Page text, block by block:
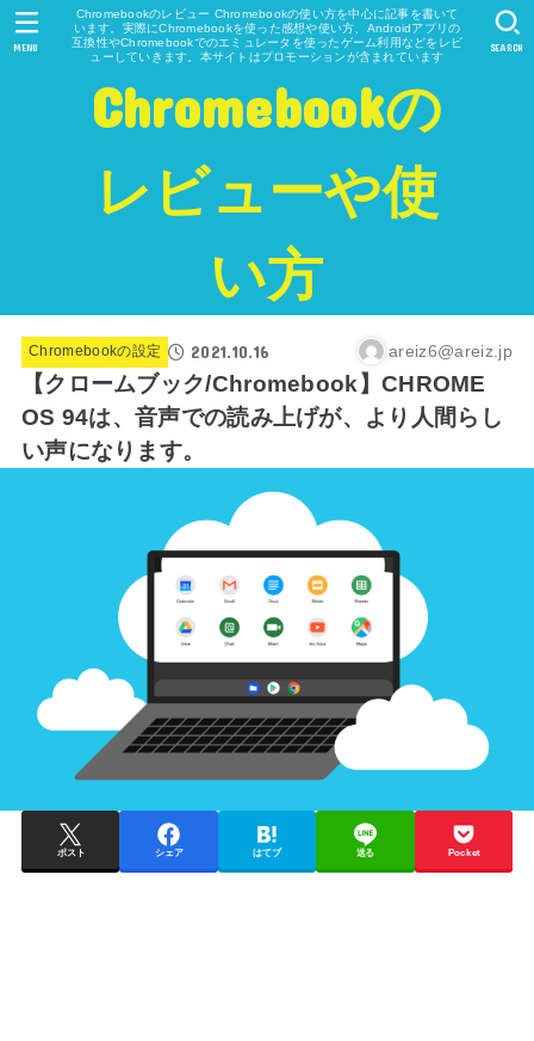
Chromebookのレビュー Chromebookの使い方を中心に記事を書いて
います。実際にChromebookを使った感想や使い方、Androidアプリの
互換性やChromebookでのエミュレータを使ったゲーム利用などをレビ
ューしていきます。本サイトはプロモーションが含まれています
Chromebookの
レビューや使
い方
SEARCH
MENU
Chromebookの設定 2021.10.16 areiz6@areiz.jp
【クロームブック/Chromebook】CHROME
OS 94は、音声での読み上げが、より人間らし
い声になります。
ポスト シェア はてブ 送る Pocket